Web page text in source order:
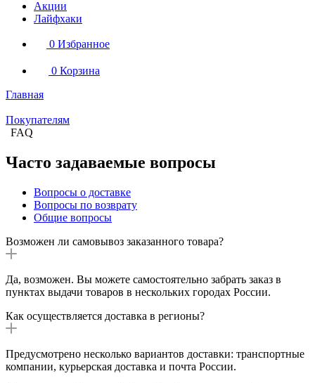
Акции
Лайфхаки
0 Избранное
0 Корзина
Главная
Покупателям
FAQ
Часто задаваемые вопросы
Вопросы о доставке
Вопросы по возврату
Общие вопросы
Возможен ли самовывоз заказанного товара?
Да, возможен. Вы можете самостоятельно забрать заказ в
пунктах выдачи товаров в нескольких городах России.
Как осуществляется доставка в регионы?
Предусмотрено несколько вариантов доставки: транспортные
компании, курьерская доставка и почта России.